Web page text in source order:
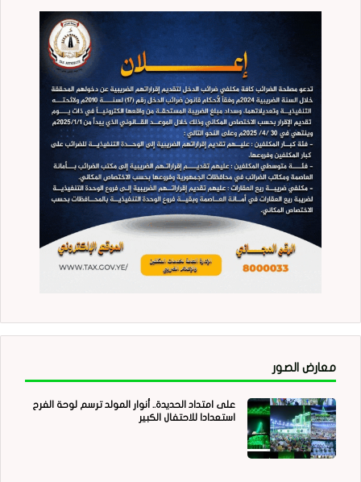
معارض الصور
على امتداد الحديدة.. أنوار المولد ترسم لوحة الفرح
استعدادا للاحتفال الكبير